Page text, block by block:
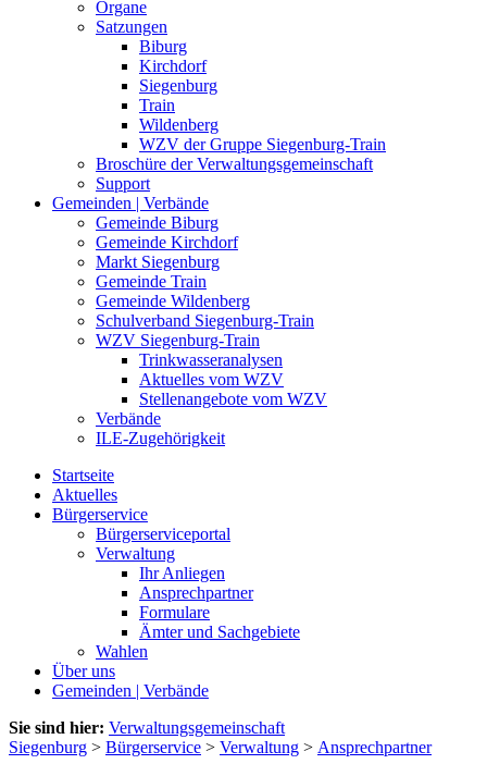
Organe
Satzungen
Biburg
Kirchdorf
Siegenburg
Train
Wildenberg
WZV der Gruppe Siegenburg-Train
Broschüre der Verwaltungsgemeinschaft
Support
Gemeinden | Verbände
Gemeinde Biburg
Gemeinde Kirchdorf
Markt Siegenburg
Gemeinde Train
Gemeinde Wildenberg
Schulverband Siegenburg-Train
WZV Siegenburg-Train
Trinkwasseranalysen
Aktuelles vom WZV
Stellenangebote vom WZV
Verbände
ILE-Zugehörigkeit
Startseite
Aktuelles
Bürgerservice
Bürgerserviceportal
Verwaltung
Ihr Anliegen
Ansprechpartner
Formulare
Ämter und Sachgebiete
Wahlen
Über uns
Gemeinden | Verbände
Sie sind hier: Verwaltungsgemeinschaft
Siegenburg > Bürgerservice > Verwaltung > Ansprechpartner